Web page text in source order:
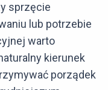
sprzęcie
lub potrzebie
warto
kierunek
porządek